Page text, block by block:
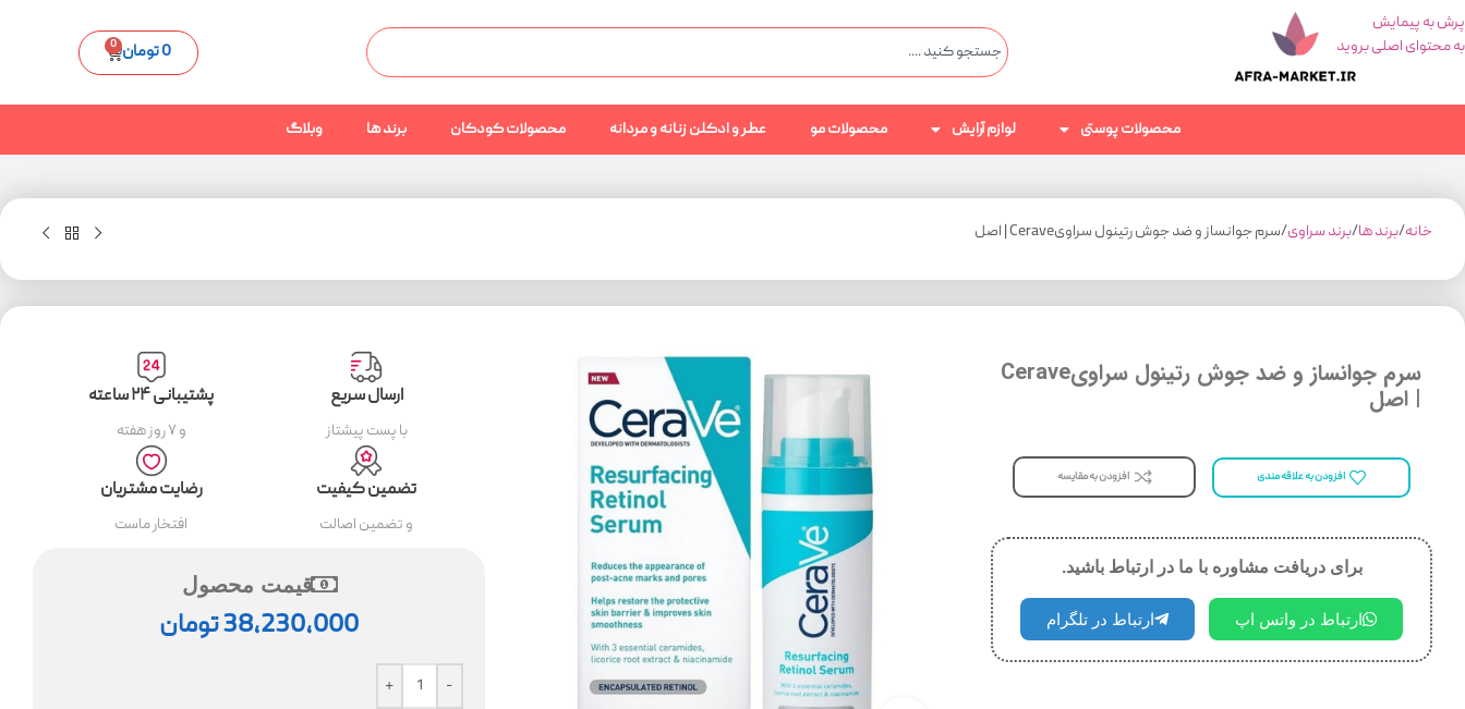
پرش به پیمایش
به محتوای اصلی بروید
0تومان 0
محصولات پوستی لوازم آرایش محصولات مو عطر و ادکلن زنانه و مردانه محصولات کودکان برند ها وبلاگ
خانه برند ها برند سراوی سرم جوانساز و ضد جوش رتینول سراویCerave | اصل
سرم جوانساز و ضد جوش رتینول سراویCerave
| اصل
افزودن به علاقه مندی افزودن به مقایسه
برای دریافت مشاوره با ما در ارتباط باشید.
ارتباط در واتس اپ ارتباط در تلگرام
ارسال سریع
با پست پیشتاز
پشتیبانی ۲۴ ساعته
و ۷ روز هفته
تضمین کیفیت
و تضمین اصالت
رضایت مشتریان
افتخار ماست
قیمت محصول
38,230,000تومان